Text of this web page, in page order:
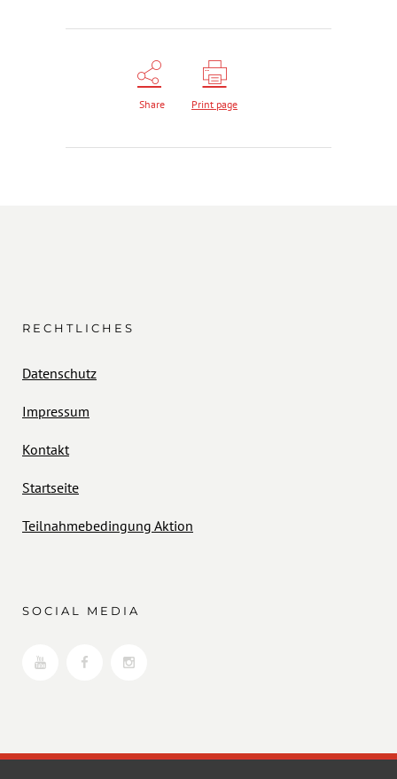
Share Print page
RECHTLICHES
Datenschutz
Impressum
Kontakt
Startseite
Teilnahmebedingung Aktion
SOCIAL MEDIA